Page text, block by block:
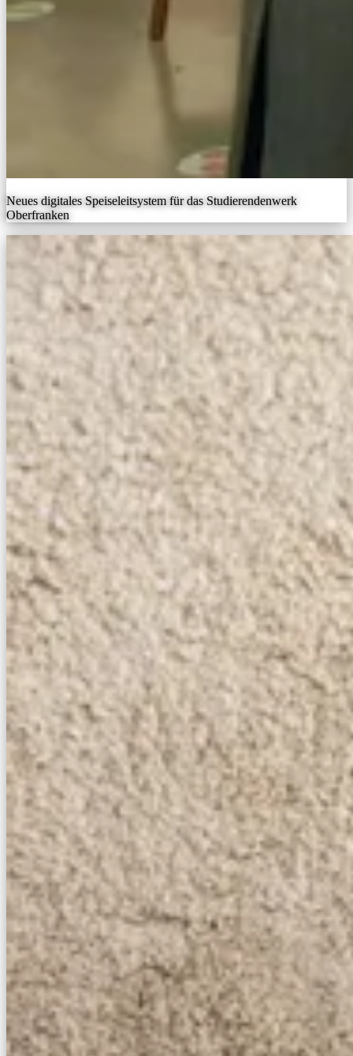
Neues digitales Speiseleitsystem für das Studierendenwerk
Oberfranken